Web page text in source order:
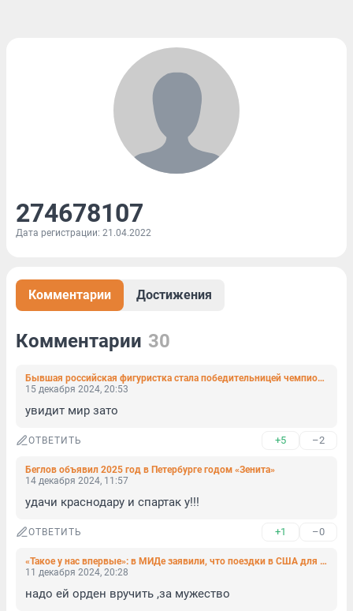
274678107
Дата регистрации: 21.04.2022
Комментарии Достижения
Комментарии 30
Бывшая российская фигуристка стала победительницей чемпионата Казахстана
15 декабря 2024, 20:53
увидит мир зато
ОТВЕТИТЬ +5 –2
Беглов объявил 2025 год в Петербурге годом «Зенита»
14 декабря 2024, 11:57
удачи краснодару и спартак у!!!
ОТВЕТИТЬ +1 –0
«Такое у нас впервые»: в МИДе заявили, что поездки в США для россиян «чреваты серьезными рисками»
11 декабря 2024, 20:28
надо ей орден вручить ,за мужество